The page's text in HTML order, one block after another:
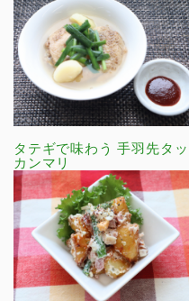
タテギで味わう 手羽先タッ
カンマリ